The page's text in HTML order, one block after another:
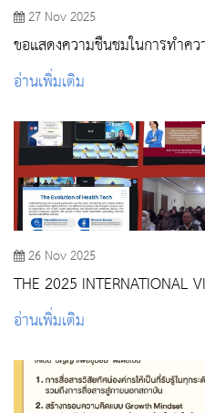
27 Nov 2025
ขอแสดงความชื่นชมในการทำค
จิตอาสา ถือเป็นแบบอย่างในการ
พยาบาล
อ่านเพิ่มเติม
26 Nov 2025
THE 2025 INTERNATIONAL
BRIDGING GENERATIONS
INNOVATION 5.0 : WHERE
อ่านเพิ่มเติม